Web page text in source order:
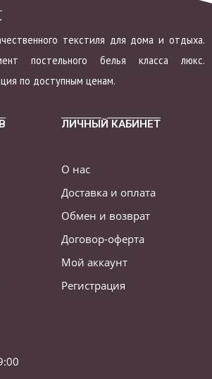
текстиля для дома и отдыха.
постельного белья класса люкс.
по доступным ценам.
ЛИЧНЫЙ КАБИНЕТ
О нас
Доставка и оплата
Обмен и возврат
Договор-оферта
Мой аккаунт
Регистрация